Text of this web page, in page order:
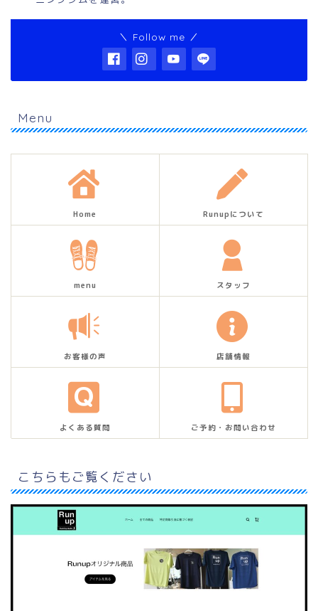
＼ Follow me ／
Menu
Home Runupについて
menu スタッフ
お客様の声 店舗情報
よくある質問 ご予約・お問い合わせ
こちらもご覧ください